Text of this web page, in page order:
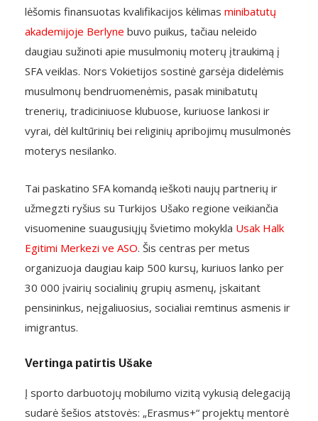
lėšomis finansuotas kvalifikacijos kėlimas minibatutų
akademijoje Berlyne buvo puikus, tačiau neleido
daugiau sužinoti apie musulmonių moterų įtraukimą į
SFA veiklas. Nors Vokietijos sostinė garsėja didelėmis
musulmonų bendruomenėmis, pasak minibatutų
trenerių, tradiciniuose klubuose, kuriuose lankosi ir
vyrai, dėl kultūrinių bei religinių apribojimų musulmonės
moterys nesilanko.
Tai paskatino SFA komandą ieškoti naujų partnerių ir
užmegzti ryšius su Turkijos Ušako regione veikiančia
visuomenine suaugusiųjų švietimo mokykla Usak Halk
Egitimi Merkezi ve ASO. Šis centras per metus
organizuoja daugiau kaip 500 kursų, kuriuos lanko per
30 000 įvairių socialinių grupių asmenų, įskaitant
pensininkus, neįgaliuosius, socialiai remtinus asmenis ir
imigrantus.
Vertinga patirtis Ušake
Į sporto darbuotojų mobilumo vizitą vykusią delegaciją
sudarė šešios atstovės: „Erasmus+“ projektų mentorė